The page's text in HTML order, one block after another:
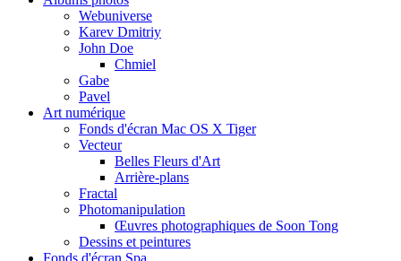
Webuniverse
Karev Dmitriy
John Doe
Chmiel
Gabe
Pavel
Art numérique
Fonds d'écran Mac OS X Tiger
Vecteur
Belles Fleurs d'Art
Arrière-plans
Fractal
Photomanipulation
Œuvres photographiques de Soon Tong
Dessins et peintures
Fonds d'écran Spa